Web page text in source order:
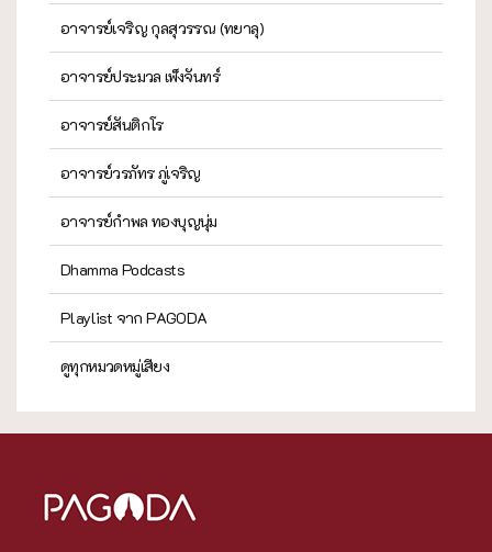
อาจารย์เจริญ กุลสุวรรณ (ทยาลุ)
อาจารย์ประมวล เพ็งจันทร์
อาจารย์สันติกโร
อาจารย์วรภัทร ภู่เจริญ
อาจารย์กำพล ทองบุญนุ่ม
Dhamma Podcasts
Playlist จาก PAGODA
ดูทุกหมวดหมู่เสียง